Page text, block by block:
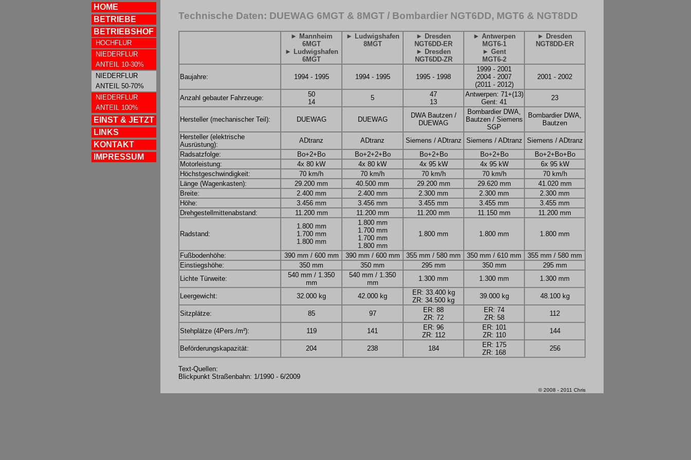
HOME
BETRIEBE
BETRIEBSHOF
HOCHFLUR
NIEDERFLUR
ANTEIL 10-30%
NIEDERFLUR
ANTEIL 50-70%
NIEDERFLUR
ANTEIL 100%
EINST & JETZT
LINKS
KONTAKT
IMPRESSUM
Technische Daten: DUEWAG 6MGT & 8MGT / Bombardier NGT6DD, MGT6 & NGT8DD
► Mannheim
6MGT
► Ludwigshafen
6MGT
► Ludwigshafen
8MGT
► Dresden
NGT6DD-ER
► Dresden
NGT6DD-ZR
► Antwerpen
MGT6-1
► Gent
MGT6-2
► Dresden
NGT8DD-ER
Baujahre: 1994 - 1995 1994 - 1995 1995 - 1998
1999 - 2001
2004 - 2007
(2011 - 2012)
2001 - 2002
Anzahl gebauter Fahrzeuge:
50
14
5
47
13
Antwerpen: 71+(13)
Gent: 41
23
Hersteller (mechanischer Teil): DUEWAG DUEWAG
DWA Bautzen /
DUEWAG
Bombardier DWA,
Bautzen / Siemens
SGP
Bombardier DWA,
Bautzen
Hersteller (elektrische
Ausrüstung):
ADtranz ADtranz Siemens / ADtranz Siemens / ADtranz
Siemens / ADtranz
Radsatzfolge:
Bo+2+Bo Bo+2+2+Bo Bo+2+Bo Bo+2+Bo
Bo+2+Bo+Bo
Motorleistung:
4x 80 kW 4x 80 kW 4x 95 kW 4x 95 kW
6x 95 kW
Höchstgeschwindigkeit:
70 km/h 70 km/h 70 km/h 70 km/h
70 km/h
Länge (Wagenkasten):
29.200 mm 40.500 mm 29.200 mm 29.620 mm
41.020 mm
Breite:
2.400 mm 2.400 mm 2.300 mm 2.300 mm
2.300 mm
Höhe:
3.456 mm 3.456 mm 3.455 mm 3.455 mm
3.455 mm
Drehgestellmittenabstand:
11.200 mm 11.200 mm 11.200 mm 11.150 mm 11.200 mm
Radstand:
1.800 mm
1.700 mm
1.800 mm
1.800 mm
1.700 mm
1.700 mm
1.800 mm
1.800 mm 1.800 mm 1.800 mm
Fußbodenhöhe: 390 mm / 600 mm 390 mm / 600 mm 355 mm / 580 mm 350 mm / 610 mm
355 mm / 580 mm
Einstiegshöhe:
350 mm 350 mm 295 mm 350 mm
295 mm
Lichte Türweite:
540 mm / 1.350
mm
540 mm / 1.350
mm
1.300 mm 1.300 mm 1.300 mm
Leergewicht: 32.000 kg 42.000 kg
ER: 33.400 kg
ZR: 34.500 kg
39.000 kg 48.100 kg
Sitzplätze: 85 97
ER: 88
ZR: 72
ER: 74
ZR: 58
112
Stehplätze (4Pers./m²): 119 141
ER: 96
ZR: 112
ER: 101
ZR: 110
144
Beförderungskapazität: 204 238 184
ER: 175
ZR: 168
256
Text-Quellen:
Blickpunkt Straßenbahn: 1/1990 - 6/2009
© 2008 - 2011 Chris